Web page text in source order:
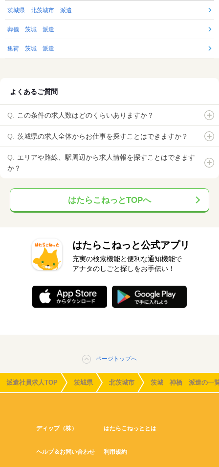
茨城県 北茨城市 派遣
葬儀 茨城 派遣
集荷 茨城 派遣
よくあるご質問
この条件の求人数はどのくらいありますか？
茨城県の求人全体からお仕事を探すことはできますか？
エリアや路線、駅周辺から求人情報を探すことはできます
か？
はたらこねっとTOPへ
はたらこねっと公式アプリ
充実の検索機能と便利な通知機能で
アナタのしごと探しをお手伝い！
ページトップへ
派遣社員求人TOP 茨城県 北茨城市 茨城 神栖 派遣の一
ディップ（株） はたらこねっととは
ヘルプ＆お問い合わせ 利用規約